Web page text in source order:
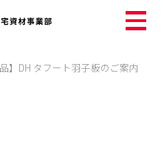
品】DH タフート羽子板のご案内